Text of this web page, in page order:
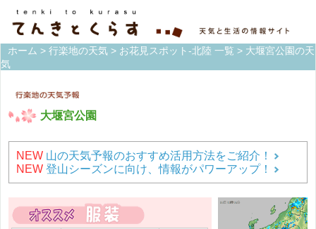
ホーム > 行楽地の天気 > お花見スポット-北陸 一覧 > 大堰宮公園の天
気
大堰宮公園
NEW 山の天気予報のおすすめ活用方法をご紹介！
NEW 登山シーズンに向け、情報がパワーアップ！